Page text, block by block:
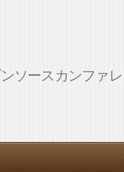
ソースカンファ